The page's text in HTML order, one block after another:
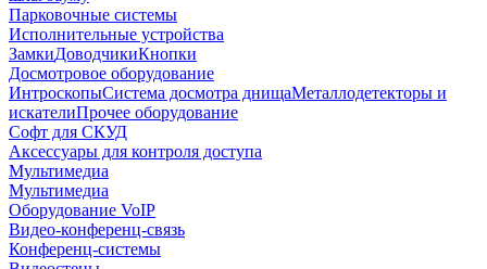
Парковочные системы
Исполнительные устройства
ЗамкиДоводчикиКнопки
Досмотровое оборудование
ИнтроскопыСистема досмотра днищаМеталлодетекторы и
искателиПрочее оборудование
Софт для СКУД
Аксессуары для контроля доступа
Мультимедиа
Мультимедиа
Оборудование VoIP
Видео-конференц-связь
Конференц-системы